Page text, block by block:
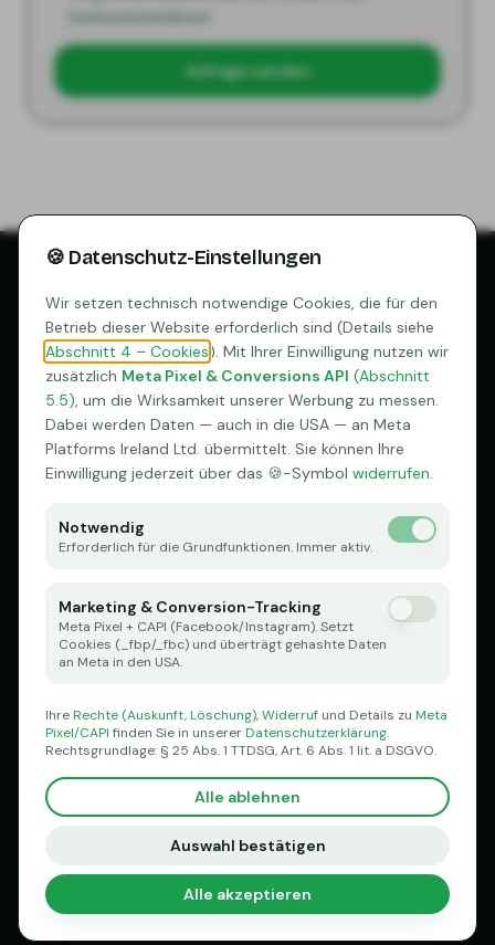
Anfrage senden
SCHELL MEDIA
Webdesign & Konzeptberatung für Mitarbeitergewinnung und
Karriereseiten.
KONTAKT
info@schellmedia.de
0157 57901285
MITARBEITERGEWINNUNG
PflegedienstFrankfurt
PflegedienstBerlin
Pflegedienst München
RECHTLICHES
Impressum
Datenschutz
©2026SCHELL MEDIA. Alle Rechte vorbehalten.
🍪
🍪 Datenschutz-Einstellungen
Wir setzen technisch notwendige Cookies, die für den
Betrieb dieser Website erforderlich sind (Details siehe
Abschnitt 4 – Cookies ). Mit Ihrer Einwilligung nutzen wir
zusätzlich Meta Pixel & Conversions API (Abschnitt
5.5), um die Wirksamkeit unserer Werbung zu messen.
Dabei werden Daten — auch in die USA — an Meta
Platforms Ireland Ltd. übermittelt. Sie können Ihre
Einwilligung jederzeit über das 🍪-Symbol widerrufen.
Notwendig
Erforderlich für die Grundfunktionen. Immer aktiv.
Marketing & Conversion-Tracking
Meta Pixel + CAPI (Facebook/Instagram). Setzt
Cookies (_fbp/_fbc) und überträgt gehashte Daten
an Meta in den USA.
IhreRechte (Auskunft, Löschung),Widerruf und Details zu Meta
Pixel/CAPI finden Sie in unsererDatenschutzerklärung.
Rechtsgrundlage: § 25 Abs. 1 TTDSG, Art. 6 Abs. 1 lit. a DSGVO.
Alle ablehnen
Auswahl bestätigen
Alle akzeptieren